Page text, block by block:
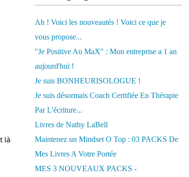
là
Ah ! Voici les nouveautés ! Voici ce que je
vous propose...
"Je Positive Au MaX" : Mon entreprise a 1 an
aujourd'hui !
Je suis BONHEURISOLOGUE !
Je suis désormais Coach Certifiée En Thérapie
Par L'écriture...
Livres de Nathy LaBell
Maintenez un Mindset O Top : 03 PACKS De
Mes Livres A Votre Portée
MES 3 NOUVEAUX PACKS -